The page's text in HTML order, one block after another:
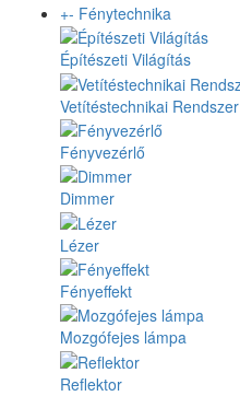
+- Fénytechnika
Építészeti Világítás
Vetítéstechnikai Rendszer
Fényvezérlő
Dimmer
Lézer
Fényeffekt
Mozgófejes lámpa
Reflektor